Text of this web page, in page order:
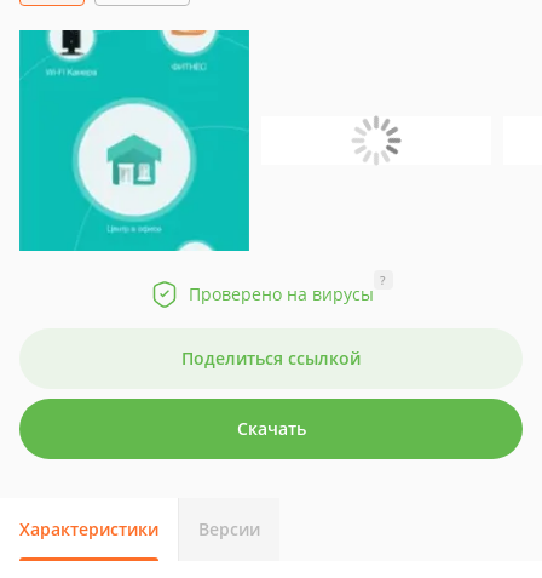
Проверено на вирусы
?
Поделиться ссылкой
Скачать
Характеристики Версии